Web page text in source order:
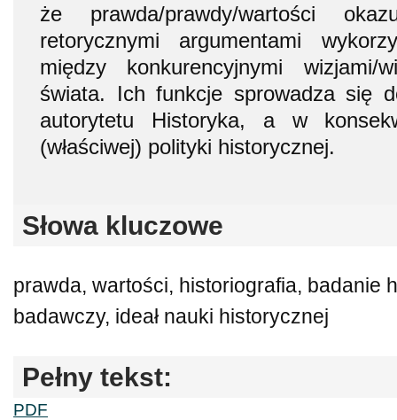
że prawda/prawdy/wartości
retorycznymi argumentami
między konkurencyjnymi wizjami/
świata. Ich funkcje sprowadza się
autorytetu Historyka, a w
(właściwej) polityki historycznej.
Słowa kluczowe
prawda, wartości, historiografia, badanie
badawczy, ideał nauki historycznej
Pełny tekst:
PDF